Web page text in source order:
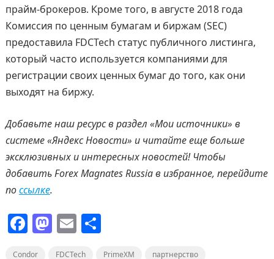
прайм-брокеров. Кроме того, в августе 2018 года
Комиссия по ценным бумагам и биржам (SEC)
предоставила FDCTech статус публичного листинга,
который часто используется компаниями для
регистрации своих ценных бумаг до того, как они
выходят на биржу.
Добавьте наш ресурс в раздел «Мои источники» в
системе «Яндекс Новости» и читайте еще больше
эксклюзивных и интересных новостей! Чтобы
добавитьForexMagnatesRussiaв избранное, перейдите
поссылке.
F M E О
Condor FDCTech PrimeXM партнерство